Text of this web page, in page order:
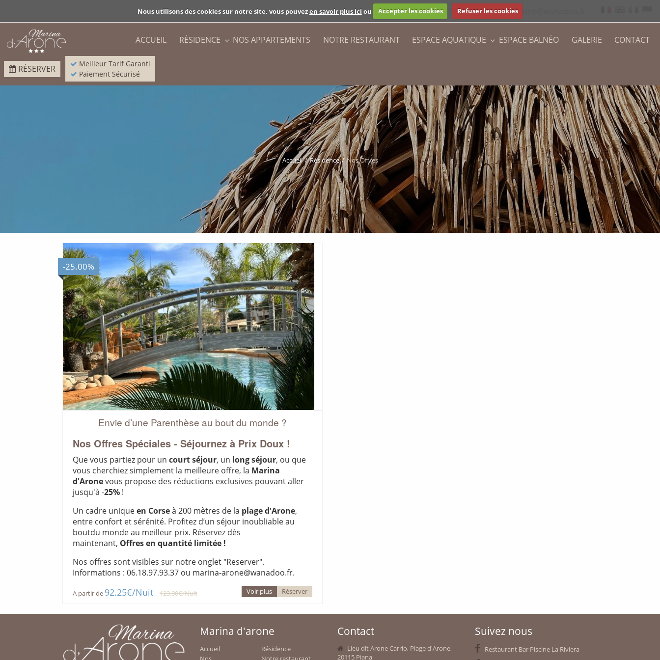
Nous utilisons des cookies sur notre site, vous pouvezen savoir plus ici ou Accepter les cookies Refuser les cookies
BACK
+33 (0)6 18 97 93 37 marina-arone@wanadoo.fr
ACCUEIL RÉSIDENCE NOS APPARTEMENTS NOTRE RESTAURANT ESPACE AQUATIQUE ESPACE BALNÉO GALERIE CONTACT
Meilleur Tarif Garanti
Paiement Sécurisé
RÉSERVER
Accueil Résidence Nos Offres
-25.00%
Envie d’une Parenthèse au bout du monde ?
Nos Offres Spéciales - Séjournez à Prix Doux !
Que vous partiez pour un court séjour, un long séjour, ou que
vous cherchiez simplement la meilleure offre, la Marina
d'Aronevous propose des réductions exclusives pouvant aller
jusqu'à -25% !
Un cadre uniqueen Corseà 200 mètres de la plage d'Arone,
entre confort et sérénité. Profitez d’un séjour inoubliable au
boutdu monde au meilleur prix. Réservez dès
maintenant, Offres en quantité limitée !
Nos offres sont visibles sur notre onglet "Reserver".
Informations : 06.18.97.93.37 ou marina-arone@wanadoo.fr.
A partir de 92.25€/Nuit 123.00€/Nuit Réserver
Voir plus
Marina d'arone
Accueil
Résidence
Contact
Lieu dit Arone Carrio, Plage d'Arone,
20115 Piana
Suivez nous
Restaurant Bar Piscine La Riviera